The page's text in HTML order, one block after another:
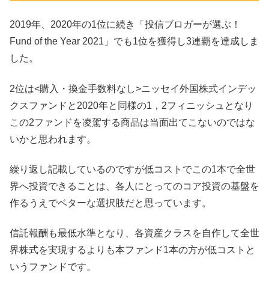
2019年、2020年の1位に続き「投信ブロガーが選ぶ！
Fund of the Year 2021」でも1位を獲得し3連覇を達成しま
した。
2位は<購入・換金手数料なし>ニッセイ外国株式インデッ
クスファンドと2020年と同様の1，2フィニッシュとなり
この2ファンドを凌駕する商品は当面出てこないのではな
いかと思われます。
繰り返し記載しているのですが低コストでこの1本で全世
界へ投資できることは、各人にとってのコア投資の基盤を
作るうえでベターな選択肢だと思っています。
信託報酬も最低水準となり、各資産クラスを自作して全世
界株式を実現するよりも本ファンド1本の方が低コストと
いうファンドです。